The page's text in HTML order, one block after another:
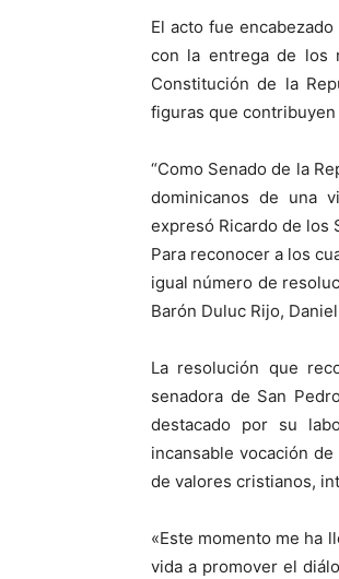
El acto fue
con la entrega de los
Constitución de la
figuras que contribuyen
“Como Senado de la
dominicanos de una
expresó Ricardo de los
Para reconocer a los
igual número de
Barón Duluc Rijo,
La resolución que
senadora de San
destacado por su
incansable vocación
de valores cristianos,
«Este momento me ha
vida a promover el